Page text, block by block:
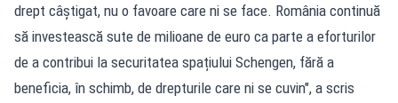
drept câștigat, nu o favoare care ni se face. România continuă
să investească sute de milioane de euro ca parte a eforturilor
de a contribui la securitatea spațiului Schengen, fără a
beneficia, în schimb, de drepturile care ni se cuvin", a scris